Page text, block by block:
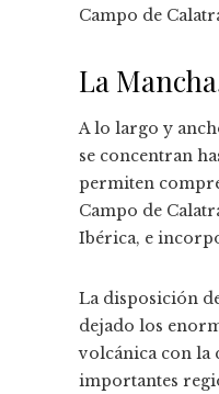
Campo de
La
A lo largo y
se concentran
permiten
Campo de
Ibérica, e
La disposición
dejado los
volcánica con la
importantes